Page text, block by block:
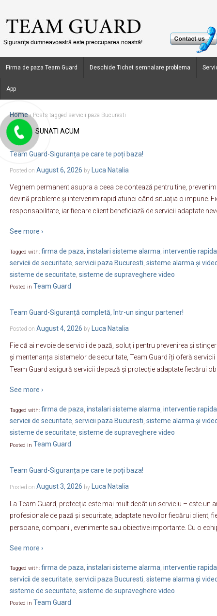
Firma de paza Team Guard Deschide Tichet semnalare problema
App
Home › Posts tagged servicii paza Bucuresti
Blog Archives
Team Guard-Siguranța pe care te poți baza!
Posted on August 6, 2026 by Luca Natalia
Veghem permanent asupra a ceea ce contează pentru tine,
devină probleme și intervenim rapid atunci când situația o impune.
responsabilitate, iar fiecare client beneficiază de servicii adaptate
See more ›
Tagged with: firma de paza, instalari sisteme alarma, interventie rapida
servicii de securitate, servicii paza Bucuresti, sisteme alarma și
sisteme de securitate, sisteme de supraveghere video
Posted in Team Guard
Team Guard-Siguranță completă, într-un singur partener!
Posted on August 4, 2026 by Luca Natalia
Fie că ai nevoie de servicii de pază, soluții pentru prevenirea și
și mentenanța sistemelor de securitate, Team Guard îți oferă
Team Guard asigură servicii de pază și protecție adaptate fiecărui
See more ›
Tagged with: firma de paza instalari sisteme alarma interventie rapida
servicii de securitate servicii paza Bucuresti sisteme alarma și
sisteme de securitate sisteme de supraveghere video
Posted in Team Guard
Team Guard-Siguranța pe care te poți baza!
Posted on August 3, 2026 by Luca Natalia
La Team Guard, protecția este mai mult decât un serviciu – este un
profesionale de pază și securitate, adaptate nevoilor fiecărui client,
persoane, companii, evenimente sau obiective importante. Cu o
See more ›
Tagged with: firma de paza, instalari sisteme alarma, interventie rapida
servicii de securitate, servicii paza Bucuresti, sisteme alarma și
sisteme de securitate, sisteme de supraveghere video
Posted in Team Guard
SUNATI ACUM